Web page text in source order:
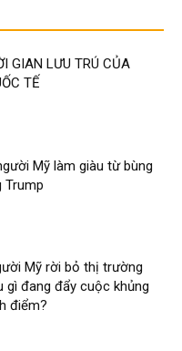
GIAN LƯU TRÚ CỦA
TẾ
Mỹ làm giàu từ bùng
Trump
Mỹ rời bỏ thị trường
gì đang đẩy cuộc khủng
điểm?